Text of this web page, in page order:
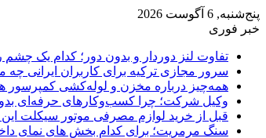
پنج‌شنبه, 6 آگوست 2026
خبر فوری
تفاوت لنز دوردار و بدون دور؛ کدام یک
سرور مجازی ترکیه برای کاربران ایرانی چه
همه‌چیز درباره مخزن و لوله‌کشی کمپرسور
وکیل شرکت؛ چرا کسب‌وکارهای حرفه‌ای
قبل از خرید لوازم مصرفی موتور سیکلت این
سنگ مرمریت؛ برای کدام بخش های نمای